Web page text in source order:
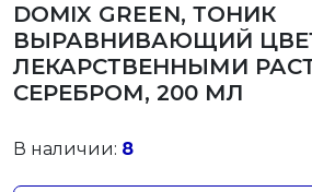
DOMIX GREEN, ТОНИК
ВЫРАВНИВАЮЩИЙ
ЛЕКАРСТВЕННЫМИ
СЕРЕБРОМ, 200 МЛ
В наличии: 8